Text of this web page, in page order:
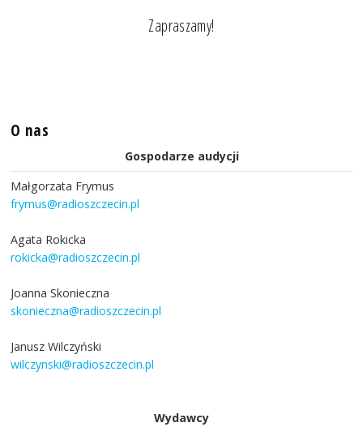
Zapraszamy!
O nas
Gospodarze audycji
Małgorzata Frymus
frymus@radioszczecin.pl
Agata Rokicka
rokicka@radioszczecin.pl
Joanna Skonieczna
skonieczna@radioszczecin.pl
Janusz Wilczyński
wilczynski@radioszczecin.pl
Wydawcy